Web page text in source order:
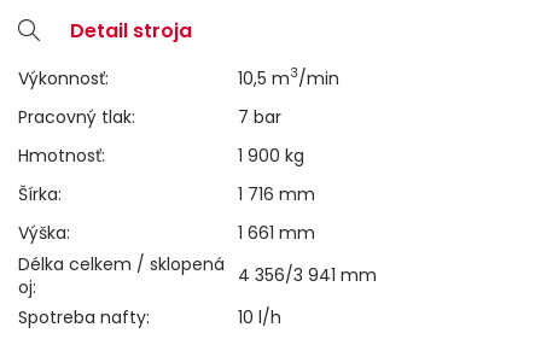
Detail stroja
Výkonnosť: 10,5 m3/min
Pracovný tlak:
7 bar
Hmotnosť:
1 900 kg
Šírka:
1 716 mm
Výška:
1 661 mm
Délka celkem / sklopená
oj:
4 356/3 941 mm
Spotreba nafty:
10 l/h